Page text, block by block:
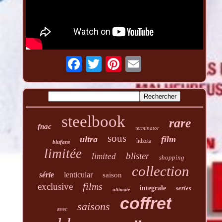
fnac steelbook terminator rare
blufans ultra sous hdzeta film
limitée limited blister shopping
série lenticular saison collection
exclusive films ultimate integrale series
avec saisons coffret